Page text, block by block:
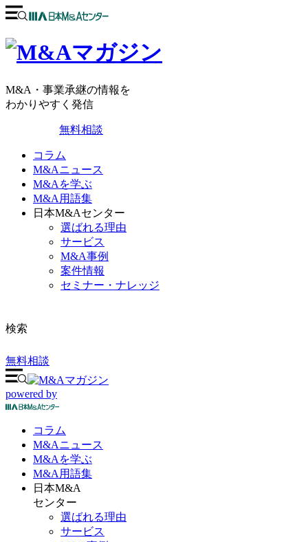
M&A・事業承継の情報を
わかりやすく発信
無料相談
コラム
M&Aニュース
M&Aを学ぶ
M&A用語集
日本M&Aセンター
選ばれる理由
サービス
M&A事例
案件情報
セミナー・ナレッジ
検索
無料相談
powered by
コラム
M&Aニュース
M&Aを学ぶ
M&A 用語集
日本M&A
センター
選ばれる理由
サービス